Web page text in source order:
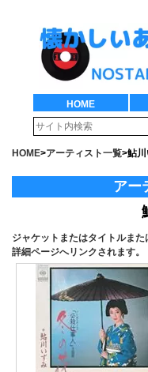
HOME
HOME>アーティスト一覧>鮎
アー
ジャケットまたはタイトルま
詳細ページへリンクされます。